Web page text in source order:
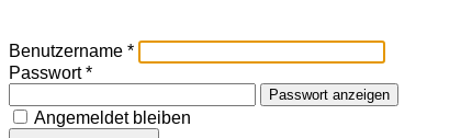
Benutzername *
Passwort*
Passwort anzeigen
Angemeldet bleiben